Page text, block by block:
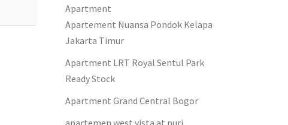
Apartment
Apartement Nuansa Pondok Kelapa
Jakarta Timur
Apartment LRT Royal Sentul Park
Ready Stock
Apartment Grand Central Bogor
apartemen west vista at puri